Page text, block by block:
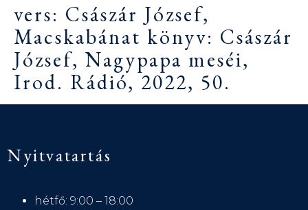
vers: Császár József,
Macskabánat könyv: Császár
József, Nagypapa meséi,
Irod. Rádió, 2022, 50.
Nyitvatartás
hétfő: 9:00 – 18:00